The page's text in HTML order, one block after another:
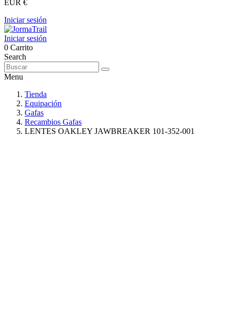
EUR €
Iniciar sesión
Iniciar sesión
0 Carrito
Search
Menu
Tienda
Equipación
Gafas
Recambios Gafas
LENTES OAKLEY JAWBREAKER 101-352-001